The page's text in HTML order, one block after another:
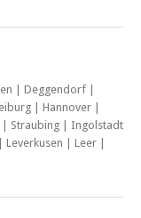
| Deggendorf |
| Hannover |
| Straubing | Ingolstadt
| Leer |